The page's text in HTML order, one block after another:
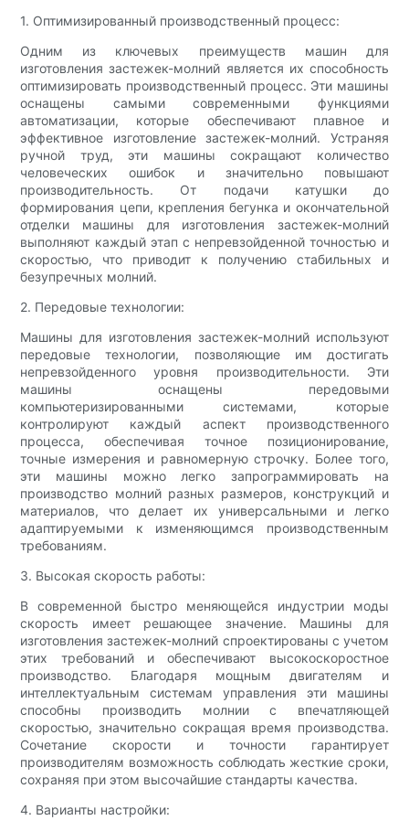
1. Оптимизированный производственный процесс:
Одним из ключевых преимуществ машин для
изготовления застежек-молний является их способность
оптимизировать производственный процесс. Эти машины
оснащены самыми современными функциями
автоматизации, которые обеспечивают плавное и
эффективное изготовление застежек-молний. Устраняя
ручной труд, эти машины сокращают количество
человеческих ошибок и значительно повышают
производительность. От подачи катушки до
формирования цепи, крепления бегунка и окончательной
отделки машины для изготовления застежек-молний
выполняют каждый этап с непревзойденной точностью и
скоростью, что приводит к получению стабильных и
безупречных молний.
2. Передовые технологии:
Машины для изготовления застежек-молний используют
передовые технологии, позволяющие им достигать
непревзойденного уровня производительности. Эти
машины оснащены передовыми
компьютеризированными системами, которые
контролируют каждый аспект производственного
процесса, обеспечивая точное позиционирование,
точные измерения и равномерную строчку. Более того,
эти машины можно легко запрограммировать на
производство молний разных размеров, конструкций и
материалов, что делает их универсальными и легко
адаптируемыми к изменяющимся производственным
требованиям.
3. Высокая скорость работы:
В современной быстро меняющейся индустрии моды
скорость имеет решающее значение. Машины для
изготовления застежек-молний спроектированы с учетом
этих требований и обеспечивают высокоскоростное
производство. Благодаря мощным двигателям и
интеллектуальным системам управления эти машины
способны производить молнии с впечатляющей
скоростью, значительно сокращая время производства.
Сочетание скорости и точности гарантирует
производителям возможность соблюдать жесткие сроки,
сохраняя при этом высочайшие стандарты качества.
4. Варианты настройки: